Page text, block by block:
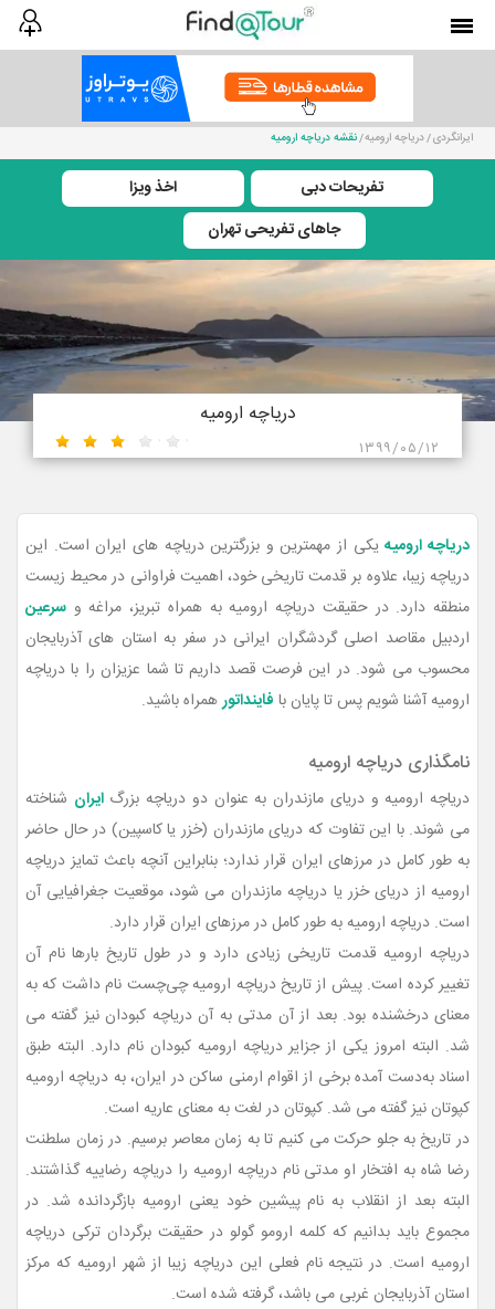
ایرانگردی دریاچه ارومیه نقشه دریاچه ارومیه
تفریحات دبی
اخذ ویزا
جاهای تفریحی تهران
دریاچه ارومیه
۱۳۹۹/۰۵/۱۲
دریاچه ارومیهیکی از مهمترین و بزرگترین دریاچه های ایران است. این
دریاچه زیبا، علاوه بر قدمت تاریخی خود، اهمیت فراوانی در محیط زیست
منطقه دارد. در حقیقت دریاچه ارومیه به همراه تبریز، مراغه و سرعین
اردبیل مقاصد اصلی گردشگران ایرانی در سفر به استان های آذربایجان
محسوب می شود. در این فرصت قصد داریم تا شما عزیزان را با دریاچه
ارومیه آشنا شویم پس تا پایان با فاینداتورهمراه باشید.
نامگذاری دریاچه ارومیه
دریاچه ارومیه و دریای مازندران به عنوان دو دریاچه بزرگایران شناخته
می شوند. با این تفاوت که دریای مازندران (خزر یا کاسپین) در حال حاضر
به طور کامل در مرزهای ایران قرار ندارد؛ بنابراین آنچه باعث تمایز دریاچه
ارومیه از دریای خزر یا دریاچه مازندران می شود، موقعیت جغرافیایی آن
است. دریاچه ارومیه به طور کامل در مرزهای ایران قرار دارد.
دریاچه ارومیه قدمت تاریخی زیادی دارد و در طول تاریخ بارها نام آن
تغییر کرده است. پیش از تاریخ دریاچه ارومیه چی‌چست نام داشت که به
معنای درخشنده بود. بعد از آن مدتی به آن دریاچه کبودان نیز گفته می
شد. البته امروز یکی از جزایر دریاچه ارومیه کبودان نام دارد. البته طبق
اسناد به‌دست آمده برخی از اقوام ارمنی ساکن در ایران، به دریاچه ارومیه
کپوتان نیز گفته می شد. کپوتان در لغت به معنای عاریه است.
در تاریخ به جلو حرکت می کنیم تا به زمان معاصر برسیم. در زمان سلطنت
رضا شاه به افتخار او مدتی نام دریاچه ارومیه را دریاچه رضاییه گذاشتند.
البته بعد از انقلاب به نام پیشین خود یعنی ارومیه بازگردانده شد. در
مجموع باید بدانیم که کلمه ارومو گولو در حقیقت برگردان ترکی دریاچه
ارومیه است. در نتیجه نام فعلی این دریاچه زیبا از شهر ارومیه که مرکز
استان آذربایجان غربی می باشد، گرفته شده است.